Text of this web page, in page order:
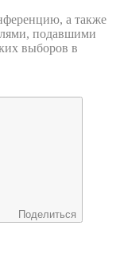
а также
подавшими
выборов в
Поделиться